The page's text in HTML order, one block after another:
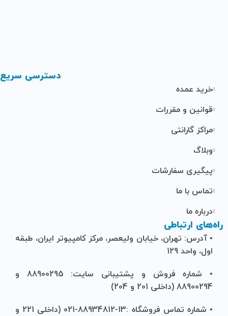
دسترسی سریع
خرید عمده
قوانین و مقررات
مراکز گارانتی
وبلاگ
پیگیری سفارشات
تماس با ما
درباره ما
راه‌های ارتباطی
• آدرس: تهران، خیابان ولیعصر، مرکز کامپیوتر ایران، طبقه
اول، واحد 129
• شماره فروش و پشتیبانی سایت: 88900295 و
88900294 (داخلی 201 و 204)
• شماره تماس فروشگاه :13-88934812-021 (داخلی 221 و